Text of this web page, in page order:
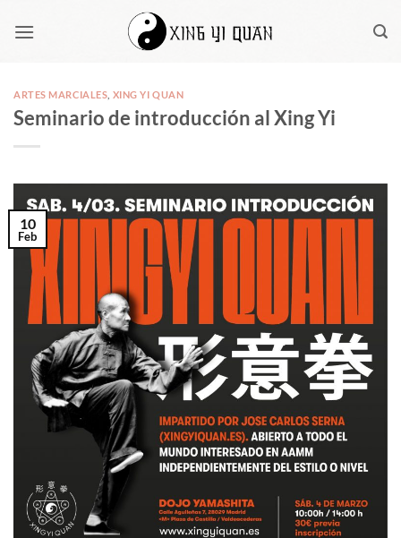
ARTES MARCIALES XING YI QUAN
Seminario de introducción al Xing Yi
10
Feb